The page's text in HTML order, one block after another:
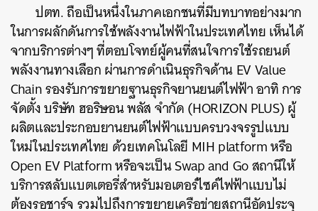
ปตท. ถือเป็นหนึ่งในภาคเอกชนที่มีบทบาทอย่างมาก
ในการผลักดันการใช้พลังงานไฟฟ้าในประเทศไทย เห็นได้
จากบริการต่างๆ ที่ตอบโจทย์ผู้คนที่สนใจการใช้รถยนต์
พลังงานทางเลือก ผ่านการดำเนินธุรกิจด้าน EV Value
Chain รองรับการขยายฐานธุรกิจยานยนต์ไฟฟ้า อาทิ การ
จัดตั้ง บริษัท ฮอริษอน พลัส จำกัด (HORIZON PLUS) ผู้
ผลิตและประกอบยานยนต์ไฟฟ้าแบบครบวงจรรูปแบบ
ใหม่ในประเทศไทย ด้วยเทคโนโลยี MIH platform หรือ
Open EV Platform หรือจะเป็น Swap and Go สถานีให้
บริการสลับแบตเตอรี่สำหรับมอเตอร์ไซค์ไฟฟ้าแบบไม่
ต้องรอชาร์จ รวมไปถึงการขยายเครือข่ายสถานีอัดประจุ